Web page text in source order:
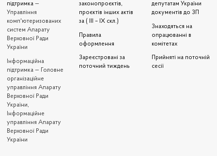
підтримка —
Управління
комп'ютеризованих
систем Апарату
Верховної Ради
України
Iнформаційна
підтримка — Головне
організаційне
управління Апарату
Верховної Ради
України,
Інформаційне
управління Апарату
Верховної Ради
України
законопроєктів,
проєктів інших актів
за ( III – IX скл.)
Правила
оформлення
Зареєстровані за
поточний тиждень
депутатам України
документів до ЗП
Знаходяться на
опрацюванні в
комітетах
Прийняті на поточній
сесії